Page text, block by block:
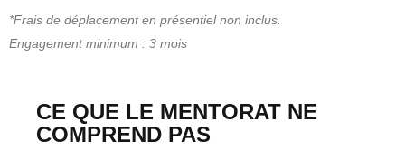
*Frais de déplacement en présentiel non inclus.
Engagement minimum : 3 mois
CE QUE LE MENTORAT NE
COMPREND PAS